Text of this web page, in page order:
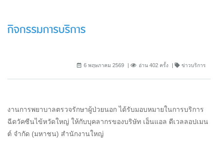
กิจกรรมการบริการ
6 พฤษภาคม 2569 อ่าน 402 ครั้ง ข่าวบริการ
งานการพยาบาลตรวจรักษาผู้ป่วยนอก ได้รับมอบหมายในการบริการ
ฉีดวัคซีนไข้หวัดใหญ่ ให้กับบุคลากรของบริษัท เอ็นแอล ดีเวลลอปเมน
ต์ จำกัด (มหาชน) สำนักงานใหญ่